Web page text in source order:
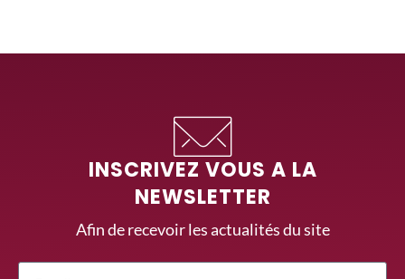
INSCRIVEZ VOUS A LA
NEWSLETTER
Afin de recevoir les actualités du site